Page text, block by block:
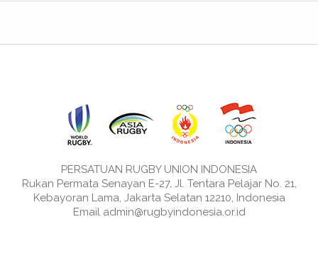
PERSATUAN RUGBY UNION INDONESIA
Rukan Permata Senayan E-27, Jl. Tentara Pelajar No. 21,
Kebayoran Lama, Jakarta Selatan 12210, Indonesia
Email admin@rugbyindonesia.or.id